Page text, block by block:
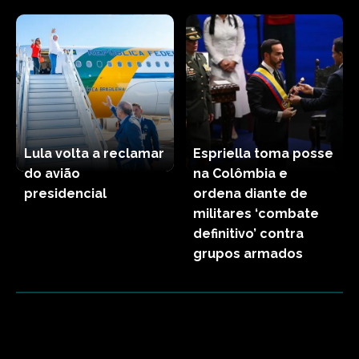
Lula volta a reclamar
do avião
presidencial
Espriella toma posse
na Colômbia e
ordena diante de
militares ‘combate
definitivo’ contra
grupos armados